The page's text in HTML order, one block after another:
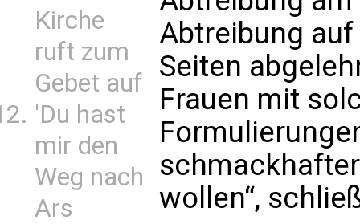
Kirche
ruft zum
Gebet auf
'Du hast
mir den
Weg nach
Ars
Abtreibung
Seiten
Frauen mit
wollen“,